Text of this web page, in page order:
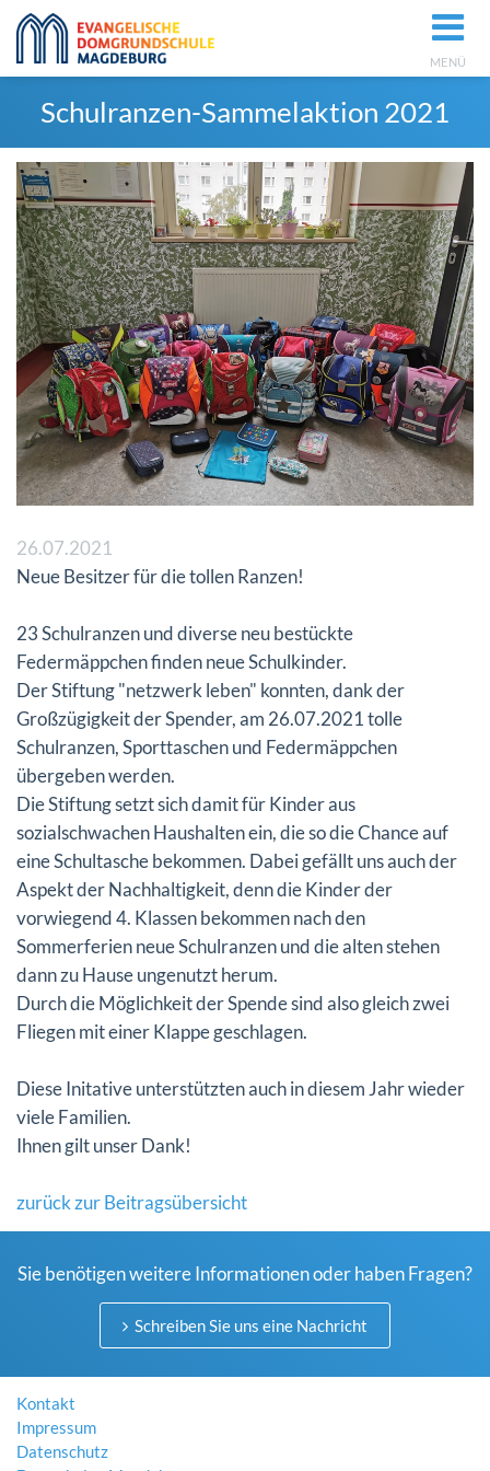
MENÜ
Schulranzen-Sammelaktion 2021
26.07.2021
Neue Besitzer für die tollen Ranzen!
23 Schulranzen und diverse neu bestückte
Federmäppchen finden neue Schulkinder.
Der Stiftung "netzwerk leben" konnten, dank der
Großzügigkeit der Spender, am 26.07.2021 tolle
Schulranzen, Sporttaschen und Federmäppchen
übergeben werden.
Die Stiftung setzt sich damit für Kinder aus
sozialschwachen Haushalten ein, die so die Chance auf
eine Schultasche bekommen. Dabei gefällt uns auch der
Aspekt der Nachhaltigkeit, denn die Kinder der
vorwiegend 4. Klassen bekommen nach den
Sommerferien neue Schulranzen und die alten stehen
dann zu Hause ungenutzt herum.
Durch die Möglichkeit der Spende sind also gleich zwei
Fliegen mit einer Klappe geschlagen.
Diese Initative unterstützten auch in diesem Jahr wieder
viele Familien.
Ihnen gilt unser Dank!
zurück zur Beitragsübersicht
Sie benötigen weitere Informationen oder haben Fragen?
Schreiben Sie uns eine Nachricht
Kontakt
Impressum
Datenschutz